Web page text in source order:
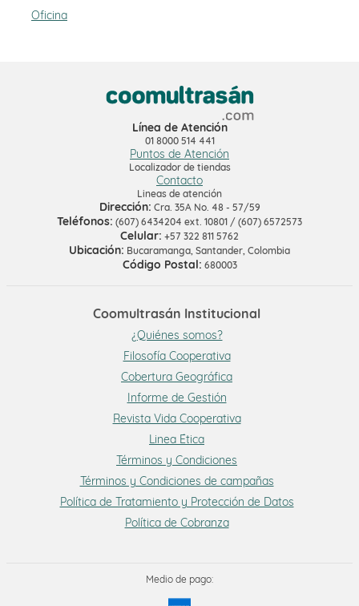
Oficina
Línea de Atención
01 8000 514 441
Puntos de Atención
Localizador de tiendas
Contacto
Lineas de atención
Dirección: Cra. 35A No. 48 - 57/59
Teléfonos: (607) 6434204 ext. 10801 / (607) 6572573
Celular: +57 322 811 5762
Ubicación: Bucaramanga, Santander, Colombia
Código Postal: 680003
Coomultrasán Institucional
¿Quiénes somos?
Filosofía Cooperativa
Cobertura Geográfica
Informe de Gestión
Revista Vida Cooperativa
Linea Ética
Términos y Condiciones
Términos y Condiciones de campañas
Política de Tratamiento y Protección de Datos
Política de Cobranza
Medio de pago: